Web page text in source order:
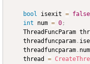
bool isexit = false
int num = 0 ;
ThreadFuncParam
	threadfuncparam
.
	threadfuncparam
. num
	thread
=